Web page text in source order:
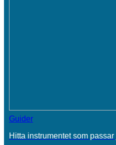
Guider
Hitta instrumentet som passar